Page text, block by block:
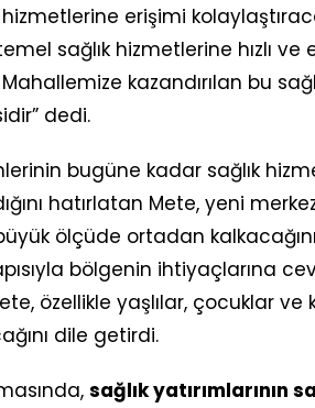
erişimi
sağlık hizmetlerine hızlı
kazandırılan bu
dedi.
bugüne kadar sağlık
hatırlatan Mete, yeni
ölçüde ortadan
bölgenin ihtiyaçlarına
özellikle yaşlılar, çocuklar
dile getirdi.
sağlık yatırımlarının